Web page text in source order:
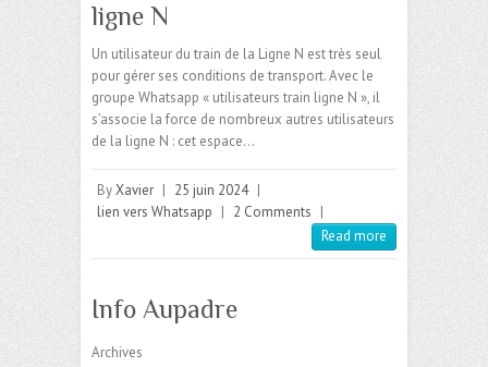
ligne N
Un utilisateur du train de la Ligne N est très seul
pour gérer ses conditions de transport. Avec le
groupe Whatsapp « utilisateurs train ligne N », il
s’associe la force de nombreux autres utilisateurs
de la ligne N : cet espace…
ByXavier | 25 juin 2024 |
lien vers Whatsapp | 2 Comments |
Read more
Info Aupadre
Archives